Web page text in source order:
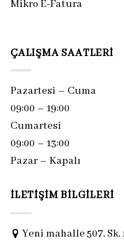
Mikro E-Fatura
ÇALIŞMA SAATLERI
Pazartesi – Cuma
09:00 – 19:00
Cumartesi
09:00 – 13:00
Pazar – Kapalı
İLETIŞIM BILGILERI
Yeni mahalle 507.